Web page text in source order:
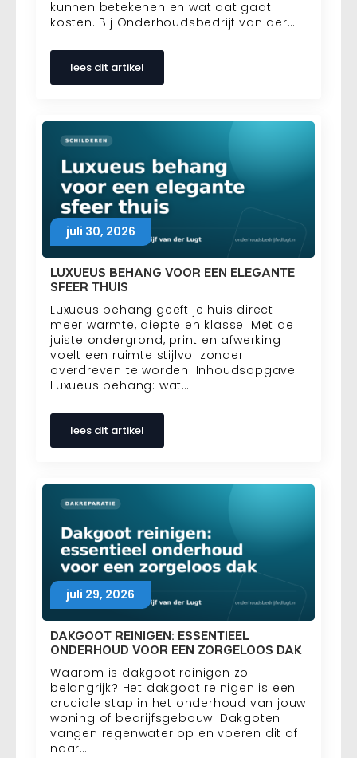
kunnen betekenen en wat dat gaat
kosten. Bij Onderhoudsbedrijf van der…
lees dit artikel
LUXUEUS BEHANG VOOR EEN ELEGANTE
SFEER THUIS
juli 30, 2026
Luxueus behang geeft je huis direct
meer warmte, diepte en klasse. Met de
juiste ondergrond, print en afwerking
voelt een ruimte stijlvol zonder
overdreven te worden. Inhoudsopgave
Luxueus behang: wat…
lees dit artikel
DAKGOOT REINIGEN: ESSENTIEEL
ONDERHOUD VOOR EEN ZORGELOOS DAK
juli 29, 2026
Waarom is dakgoot reinigen zo
belangrijk? Het dakgoot reinigen is een
cruciale stap in het onderhoud van jouw
woning of bedrijfsgebouw. Dakgoten
vangen regenwater op en voeren dit af
naar…